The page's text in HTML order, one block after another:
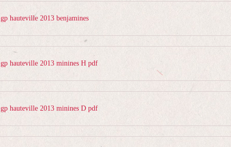
gp hauteville 2013 benjamines
gp hauteville 2013 minines H pdf
gp hauteville 2013 minines D pdf